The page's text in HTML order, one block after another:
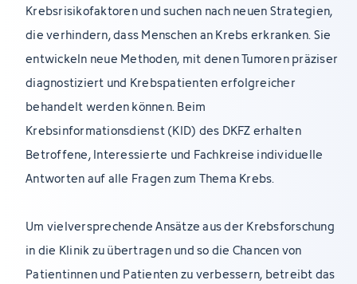
Krebsrisikofaktoren und suchen nach neuen Strategien,
die verhindern, dass Menschen an Krebs erkranken. Sie
entwickeln neue Methoden, mit denen Tumoren präziser
diagnostiziert und Krebspatienten erfolgreicher
behandelt werden können. Beim
Krebsinformationsdienst (KID) des DKFZ erhalten
Betroffene, Interessierte und Fachkreise individuelle
Antworten auf alle Fragen zum Thema Krebs.
Um vielversprechende Ansätze aus der Krebsforschung
in die Klinik zu übertragen und so die Chancen von
Patientinnen und Patienten zu verbessern, betreibt das